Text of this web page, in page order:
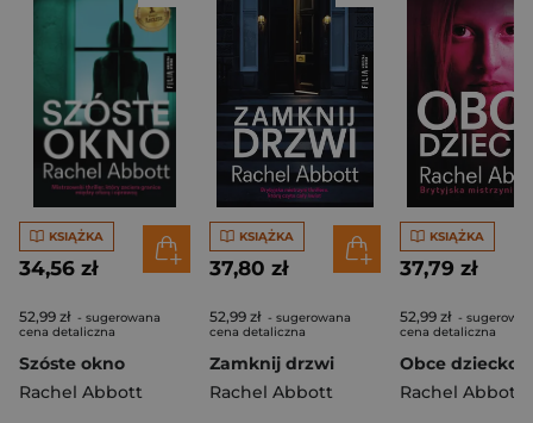
KSIĄŻKA
34,56 zł
52,99 zł - sugerowana
cena detaliczna
Szóste okno
Rachel Abbott
KSIĄŻKA
37,80 zł
52,99 zł - sugerowana
cena detaliczna
Zamknij drzwi
Rachel Abbott
KSIĄŻKA
37,79 zł
52,99 zł -
cena detaliczna
Obce dziecko
Rachel Abbott